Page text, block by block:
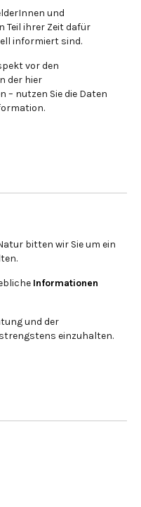
und
Teil ihrer Zeit dafür
informiert sind.
vor den
der hier
nutzen Sie die Daten
bitten wir Sie um ein
Informationen
und der
einzuhalten.